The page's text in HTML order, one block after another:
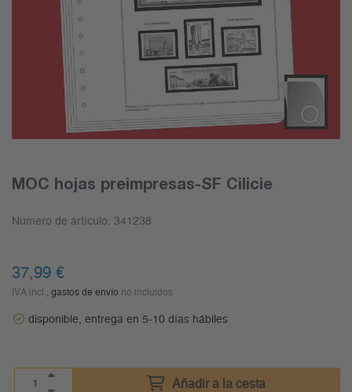
MOC hojas preimpresas-SF Cilicie
Número de artículo: 341238
37,99 €
IVA incl., gastos de envío no incluidos
disponible, entrega en 5-10 días hábiles
Añadir a la cesta